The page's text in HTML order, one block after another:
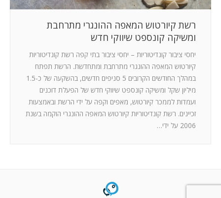
רשת קיורטוש המאפה ההונגרי מתרחבת
ומשיקה קונספט שיווקי חדש
יחסי ציבור קונדיטוריות – יחסי ציבור בתי קפה רשת קונדיטוריות
קיורטוש המאפה ההונגרי מתרחבת ומתחדשת. הרשת תפתח
במהלך החודשים הקרובים 5 סניפים חדשים, בהשקעה של כ-1.5
מיליון שקל ומשיקה קונספט שיווקי חדש של הפעלת דוכנים
ועמדות לממכר קיורטוש, מאפים וקפה על ידי הרשת ובאמצעות
זכיינים. רשת קונדיטוריות קיורטוש המאפה ההונגרי הוקמה בשנת
2006 על ידי…